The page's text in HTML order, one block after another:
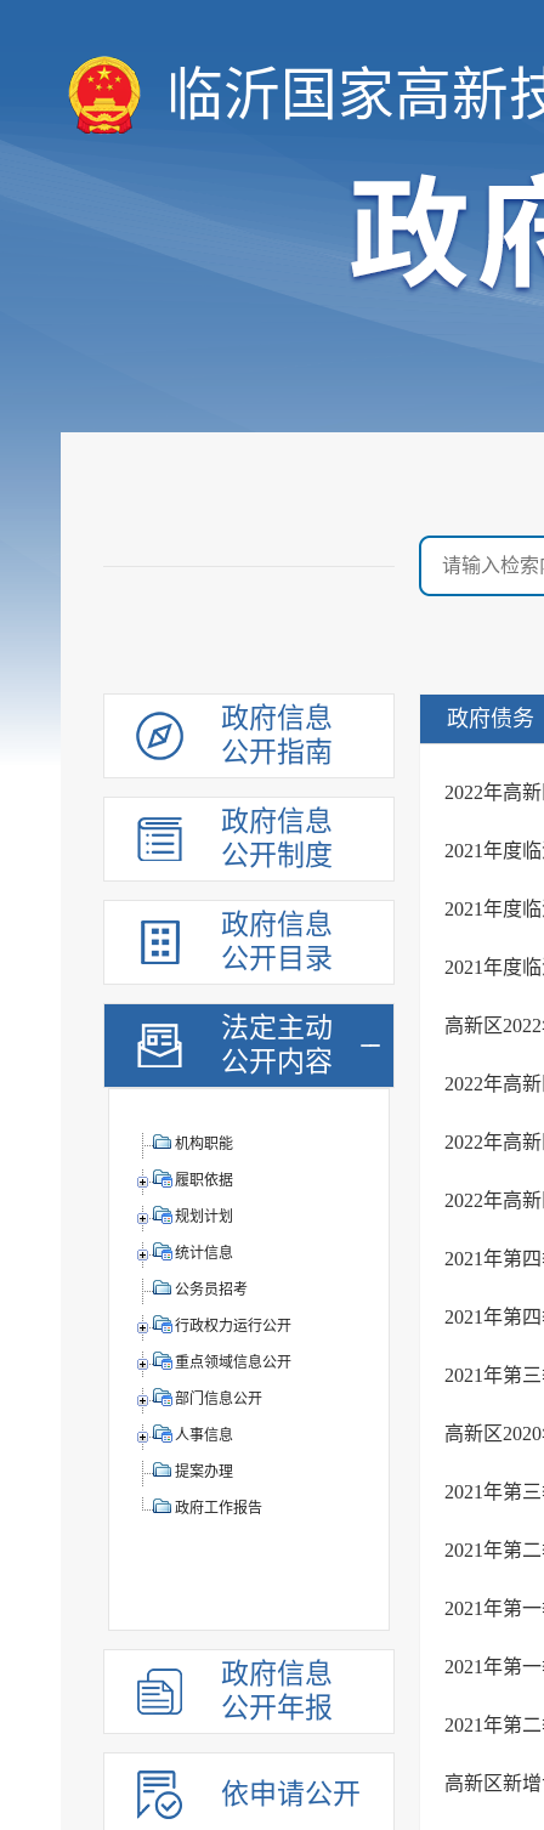
临沂国家高新
政府信息
公开指南
政府信息
公开制度
政府信息
公开目录
法定主动
公开内容
机构职能
履职依据
规划计划
统计信息
公务员招考
行政权力运行公开
重点领域信息公开
部门信息公开
人事信息
提案办理
政府工作报告
政府信息
公开年报
依申请公开
政府债务
2022年高
2021年度
2021年度
高新区
2022年高
2022年高
2022年高
2021年第
2021年第
2021年第
高新区
2021年第
2021年第
2021年第
2021年第
2021年第
高新区新